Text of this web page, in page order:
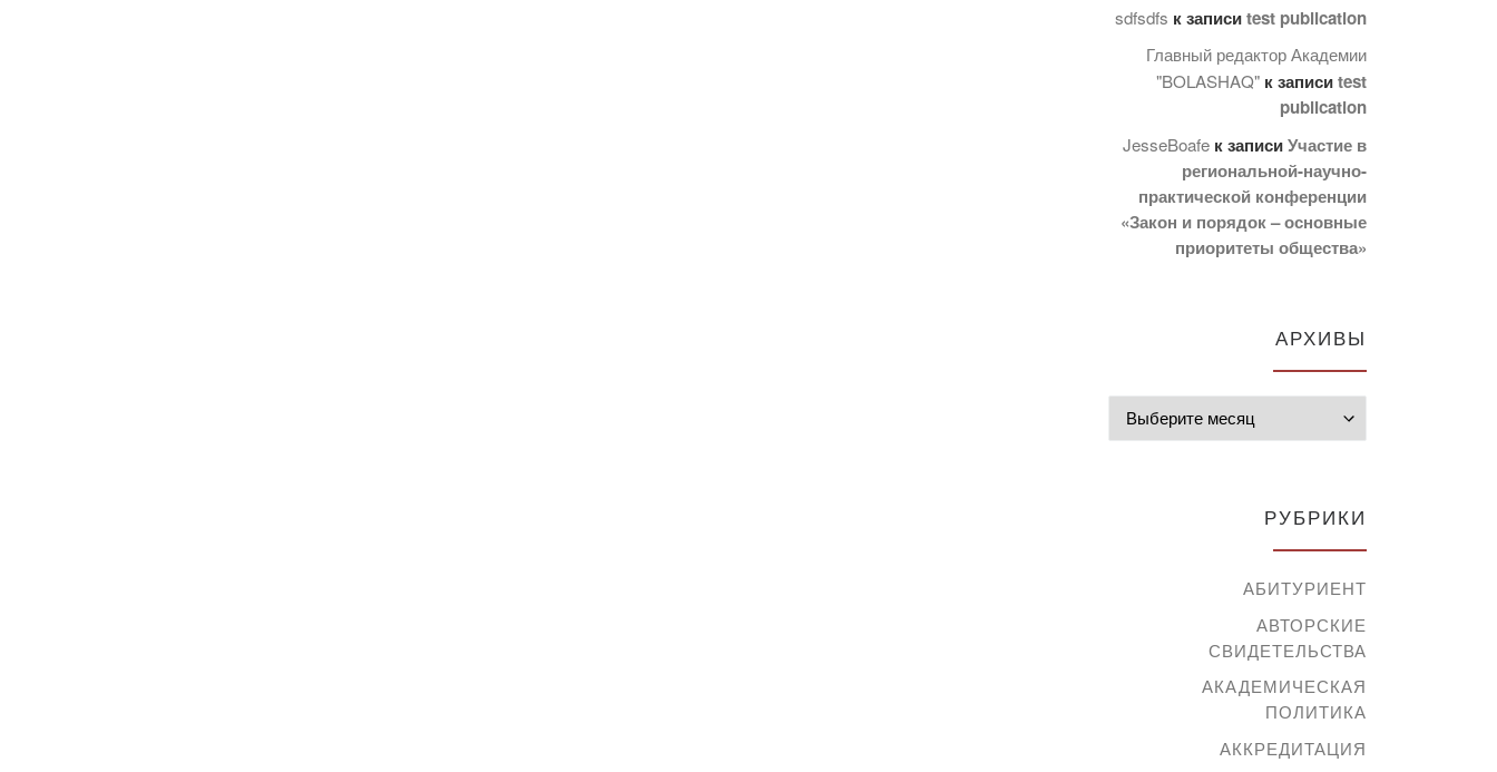
sdfsdfs к записиtest publication
Главный редактор Академии
"BOLASHAQ" к записиtest
publication
JesseBoafe к записиУчастие в
региональной-научно-
практической конференции
«Закон и порядок – основные
приоритеты общества»
АРХИВЫ
РУБРИКИ
АБИТУРИЕНТ
АВТОРСКИЕ
СВИДЕТЕЛЬСТВА
АКАДЕМИЧЕСКАЯ
ПОЛИТИКА
АККРЕДИТАЦИЯ